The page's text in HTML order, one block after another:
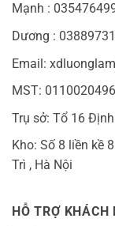
Mạnh :
Dương :
Email:
MST: 0110020496
Trụ sở: Tổ 16
Kho: Số 8 liền kề
Trì , Hà Nội
HỖ TRỢ KHÁCH